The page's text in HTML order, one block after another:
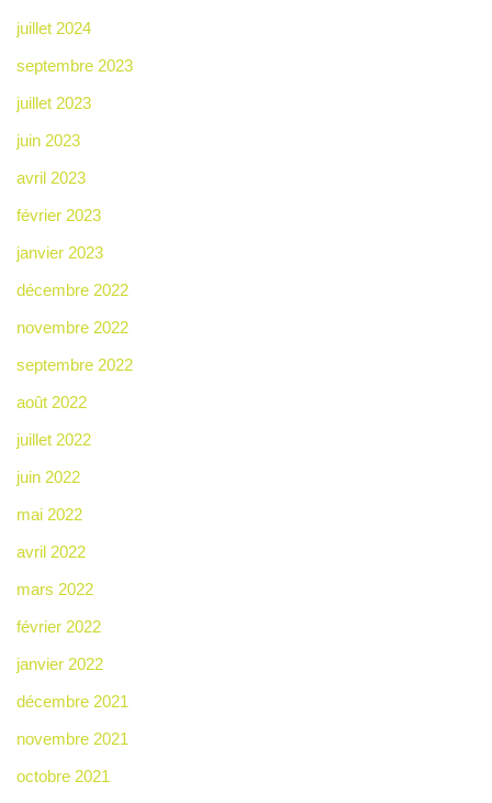
juillet 2024
septembre 2023
juillet 2023
juin 2023
avril 2023
février 2023
janvier 2023
décembre 2022
novembre 2022
septembre 2022
août 2022
juillet 2022
juin 2022
mai 2022
avril 2022
mars 2022
février 2022
janvier 2022
décembre 2021
novembre 2021
octobre 2021